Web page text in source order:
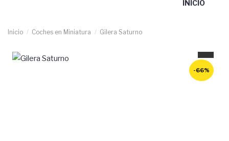
INICIO
Inicio Coches en Miniatura Gilera Saturno
-66%